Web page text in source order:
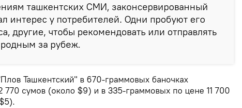
ташкентских СМИ, законсервированный
интерес у потребителей. Одни пробуют его
другие, чтобы рекомендовать или отправлять
за рубеж.
Ташкентский" в 670-граммовых баночках
770 сумов (около $9) и в 335-граммовых по цене 11 700